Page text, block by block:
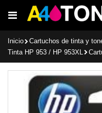
al
Inicio Cartuchos de tinta y
Tinta HP 953 / HP 953XL